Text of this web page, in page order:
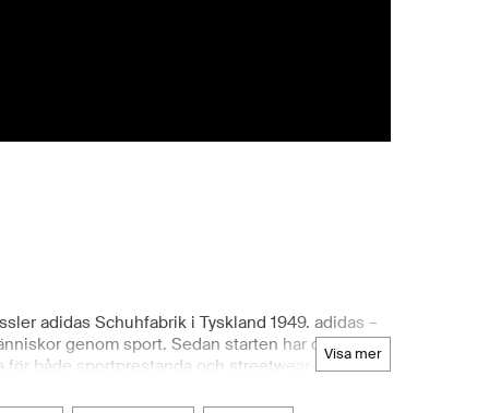
visa mer
adidas Schuhfabrik i Tyskland 1949. adidas –
genom sport. Sedan starten har de
både sportprestanda och streetwear-stil. Att